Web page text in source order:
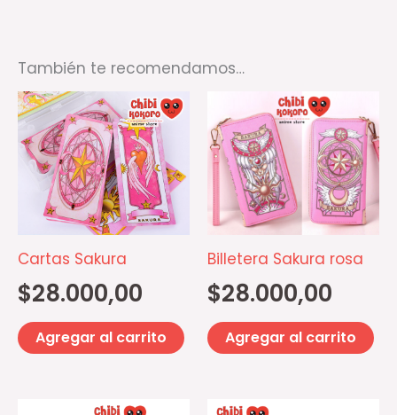
También te recomendamos…
Cartas Sakura
$28.000,00
Agregar al carrito
Billetera Sakura rosa
$28.000,00
Agregar al carrito